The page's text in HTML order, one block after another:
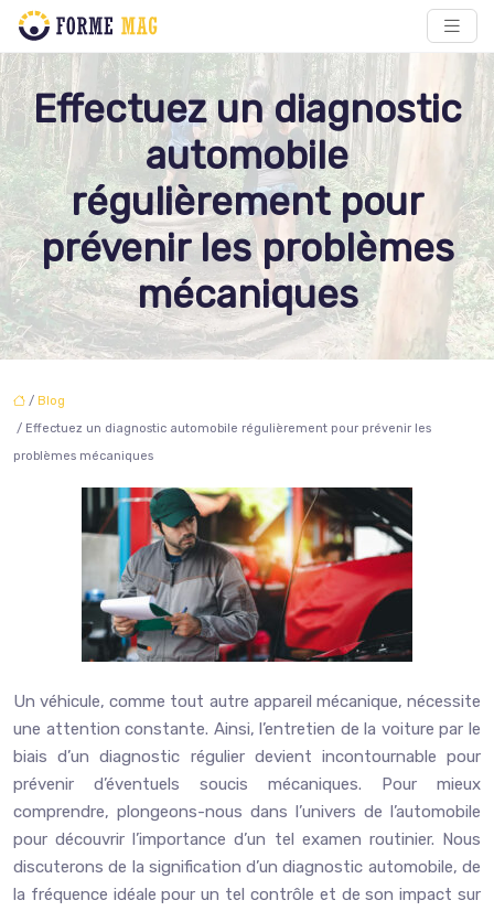
Effectuez un diagnostic
automobile
régulièrement pour
prévenir les problèmes
mécaniques
/ Blog
/ Effectuez un diagnostic automobile régulièrement pour prévenir les
problèmes mécaniques
Un véhicule, comme tout autre appareil mécanique, nécessite
une attention constante. Ainsi, l’entretien de la voiture par le
biais d’un diagnostic régulier devient incontournable pour
prévenir d’éventuels soucis mécaniques. Pour mieux
comprendre, plongeons-nous dans l’univers de l’automobile
pour découvrir l’importance d’un tel examen routinier. Nous
discuterons de la signification d’un diagnostic automobile, de
la fréquence idéale pour un tel contrôle et de son impact sur